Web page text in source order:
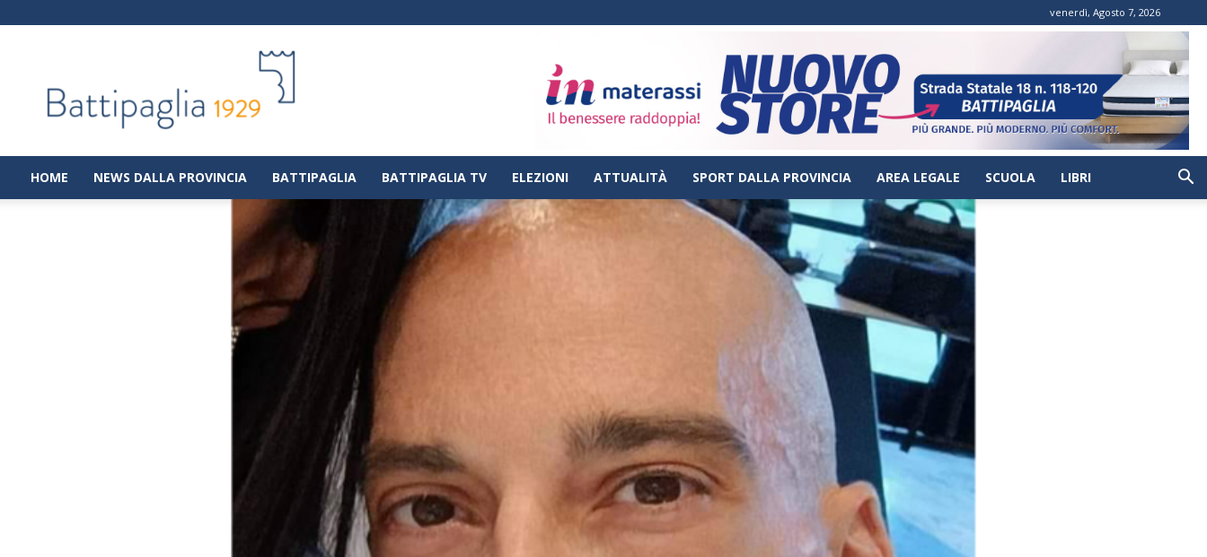
venerdì, Agosto 7, 2026
|
Notizie
dalla
città
di
HOME NEWS DALLA PROVINCIA BATTIPAGLIA BATTIPAGLIA TV ELEZIONI ATTUALITÀ SPORT DALLA PROVINCIA AREA LEGALE SCUOLA LIBRI